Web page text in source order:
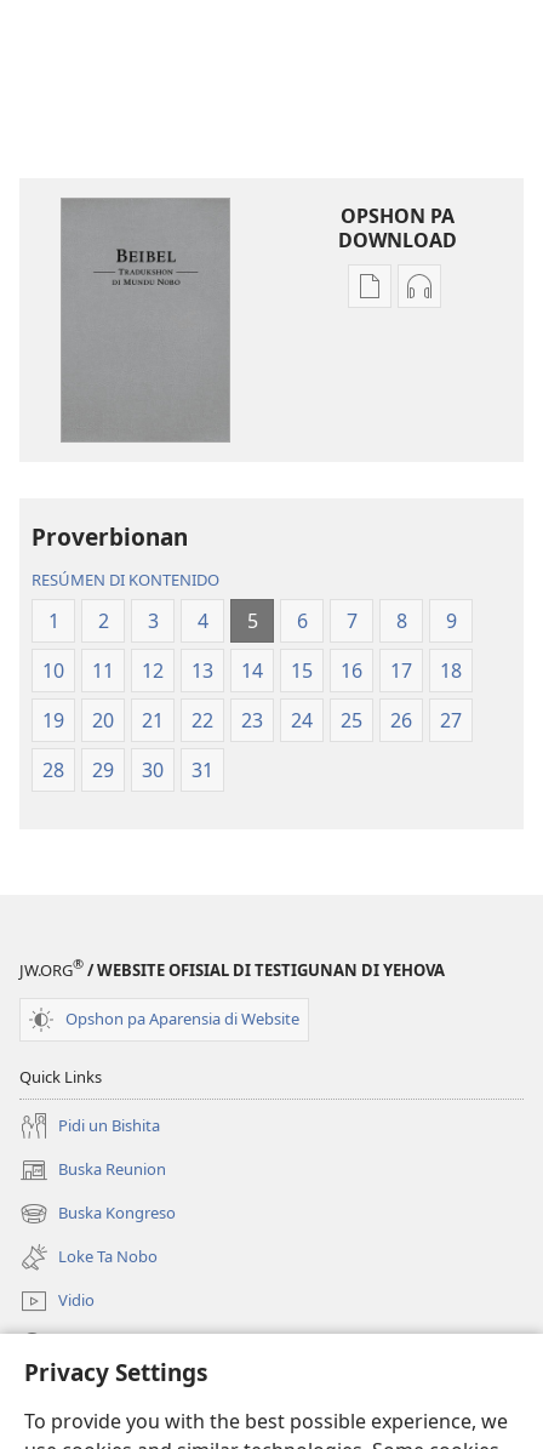
Privacy Settings
To provide you with the best possible experience, we
OPSHON PA
DOWNLOAD
OpshonOpshon
Proverbionan
RESÚMEN DI KONTENIDO
1 2 3 4 5 6 7 8
9
10
11 12 13 14 15 16 17
18
19
20 21 22 23 24 25 26
27
28
29 30 31
JW.ORG® / WEBSITE OFISIAL DI TESTIGUNAN DI YEHOVA
Opshon pa Aparensia di Website
Quick Links
Pidi un Bishita
Buska Reunion
(opens
new
window)
Buska Kongreso
(opens
new
window)
Loke Ta Nobo
Vidio
(opens